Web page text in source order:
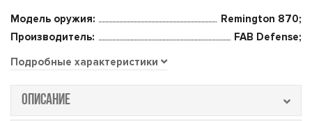
Модель оружия:
Remington 870;
Производитель:
FAB Defense;
Подробные характеристики
ОПИСАНИЕ